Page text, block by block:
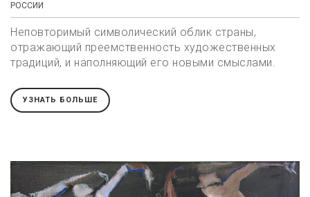
РОССИИ
Неповторимый символический облик страны,
отражающий преемственность художественных
традиций, и наполняющий его новыми смыслами.
УЗНАТЬ БОЛЬШЕ